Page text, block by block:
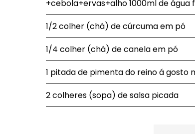
+cebola+ervas+alho 1000ml de
1/2 colher (chá) de cúrcuma em pó
1/4 colher (chá) de canela em pó
1 pitada de pimenta do reino á gosto
2 colheres (sopa) de salsa picada